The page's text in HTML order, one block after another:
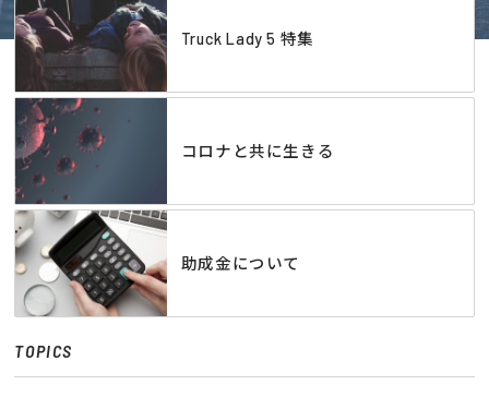
Truck Lady 5 特集
コロナと共に生きる
助成金について
TOPICS